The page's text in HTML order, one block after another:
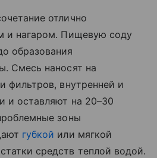
отлично
и нагаром. Пищевую соду
образования
Смесь наносят на
фильтров, внутренней и
и оставляют на 20–30
зоны
губкой или мягкой
средств теплой водой.